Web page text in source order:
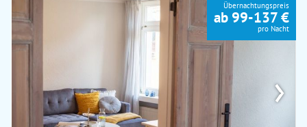
›
Übernachtungspreis
ab 99-137 €
pro Nacht